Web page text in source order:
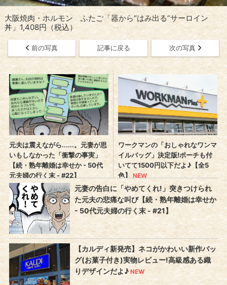
大阪焼肉・ホルモン ふたご「器から“はみ出る“サーロイン
丼」1,408円（税込）
前の写真 記事に戻る 次の写真